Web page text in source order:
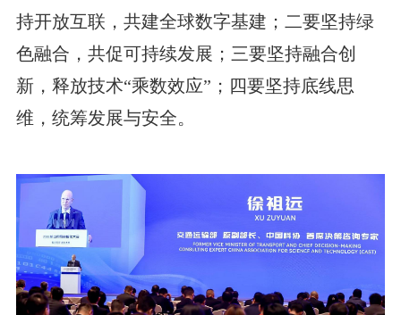
持开放互联，共建全球数字基建；二要坚持绿
色融合，共促可持续发展；三要坚持融合创
新，释放技术“乘数效应”；四要坚持底线思
维，统筹发展与安全。